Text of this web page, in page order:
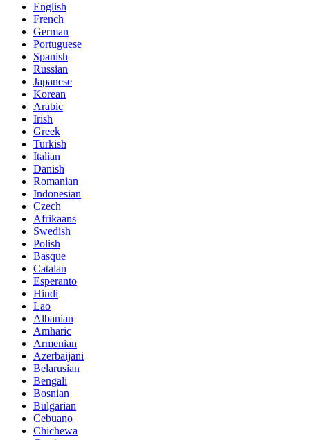
English
French
German
Portuguese
Spanish
Russian
Japanese
Korean
Arabic
Irish
Greek
Turkish
Italian
Danish
Romanian
Indonesian
Czech
Afrikaans
Swedish
Polish
Basque
Catalan
Esperanto
Hindi
Lao
Albanian
Amharic
Armenian
Azerbaijani
Belarusian
Bengali
Bosnian
Bulgarian
Cebuano
Chichewa